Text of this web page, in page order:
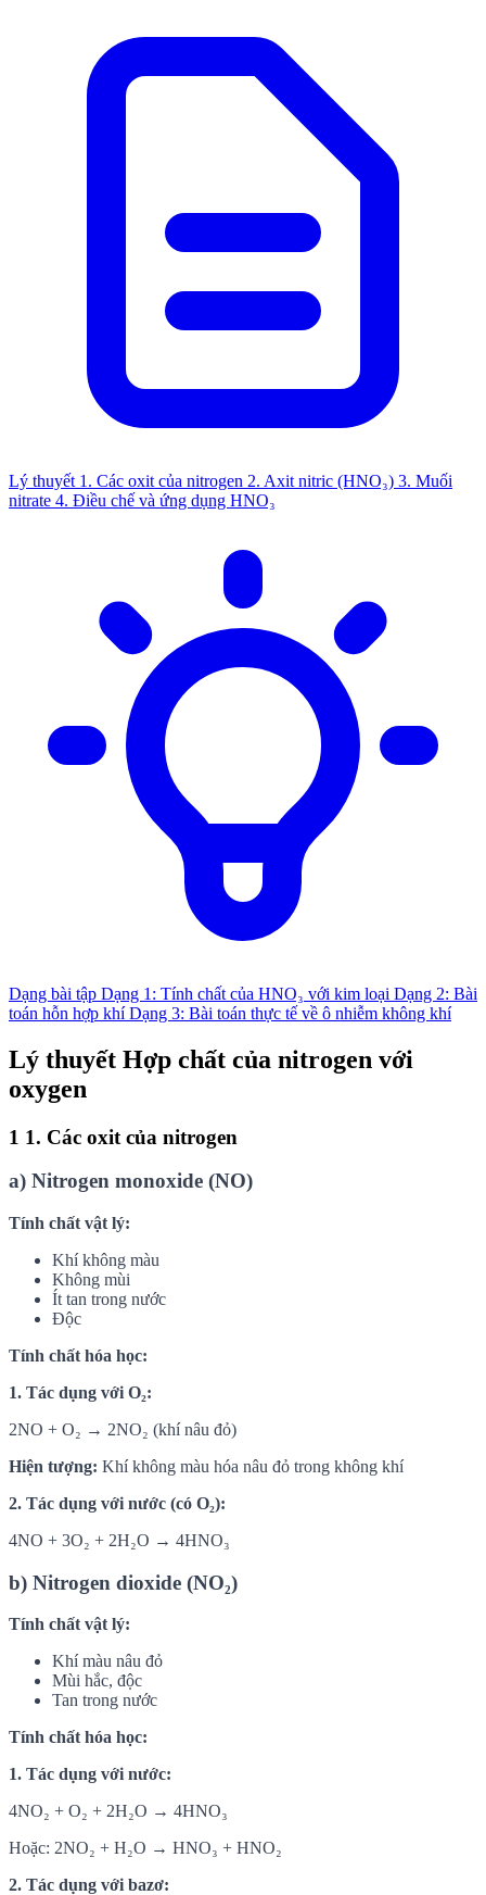
Lý thuyết 1. Các oxit của nitrogen 2. Axit nitric (HNO₃) 3. Muối
nitrate 4. Điều chế và ứng dụng HNO₃
Dạng bài tập Dạng 1: Tính chất của HNO₃ với kim loại Dạng 2: Bài
toán hỗn hợp khíDạng 3: Bài toán thực tế về ô nhiễm không khí
Lý thuyết Hợp chất của nitrogen với
oxygen
1 1. Các oxit của nitrogen
a) Nitrogen monoxide (NO)
Tính chất vật lý:
Khí không màu
Không mùi
Ít tan trong nước
Độc
Tính chất hóa học:
1. Tác dụng với O₂:
2NO + O₂ → 2NO₂ (khí nâu đỏ)
Hiện tượng: Khí không màu hóa nâu đỏ trong không khí
2. Tác dụng với nước (có O₂):
4NO + 3O₂ + 2H₂O → 4HNO₃
b) Nitrogen dioxide (NO₂)
Tính chất vật lý:
Khí màu nâu đỏ
Mùi hắc, độc
Tan trong nước
Tính chất hóa học:
1. Tác dụng với nước:
4NO₂ + O₂ + 2H₂O → 4HNO₃
Hoặc: 2NO₂ + H₂O → HNO₃ + HNO₂
2. Tác dụng với bazơ: